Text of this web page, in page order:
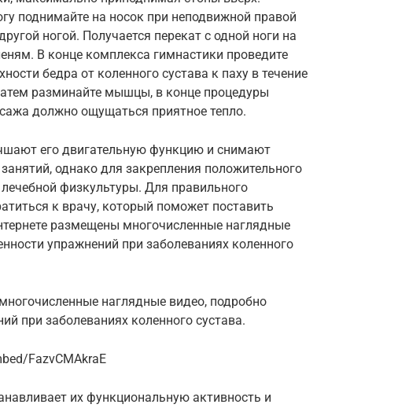
поднимайте на носок при неподвижной правой
ногой. Получается перекат с одной ноги на
В конце комплекса гимнастики проведите
бедра от коленного сустава к паху в течение
разминайте мышцы, в конце процедуры
должно ощущаться приятное тепло.
его двигательную функцию и снимают
однако для закрепления положительного
физкультуры. Для правильного
к врачу, который поможет поставить
размещены многочисленные наглядные
упражнений при заболеваниях коленного
наглядные видео, подробно
при заболеваниях коленного сустава.
FazvCMAkraE
их функциональную активность и